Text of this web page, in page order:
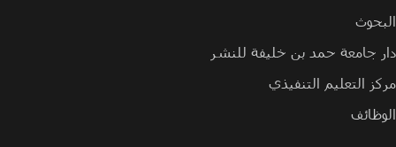
البحوث
دار جامعة حمد بن خليفة للنشر
مركز التعليم التنفيذي
الوظائف